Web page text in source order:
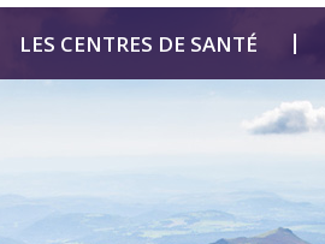
LES CENTRES DE SANTÉ